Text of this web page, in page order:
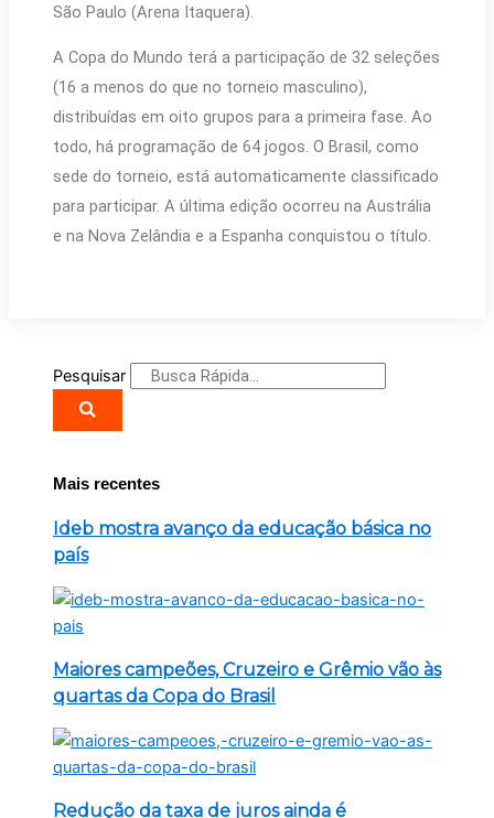
São Paulo (Arena Itaquera).
A Copa do Mundo terá a participação de 32 seleções
(16 a menos do que no torneio masculino),
distribuídas em oito grupos para a primeira fase. Ao
todo, há programação de 64 jogos. O Brasil, como
sede do torneio, está automaticamente classificado
para participar. A última edição ocorreu na Austrália
e na Nova Zelândia e a Espanha conquistou o título.
Pesquisar
Mais recentes
Ideb mostra avanço da educação básica no
país
Maiores campeões, Cruzeiro e Grêmio vão às
quartas da Copa do Brasil
Redução da taxa de juros ainda é